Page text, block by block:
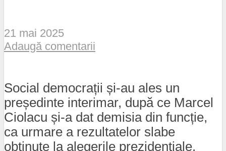
21 mai 2025
Adaugă comentarii
Social democrații și-au ales un
președinte interimar, după ce Marcel
Ciolacu și-a dat demisia din funcție,
ca urmare a rezultatelor slabe
obținute la alegerile prezidențiale.